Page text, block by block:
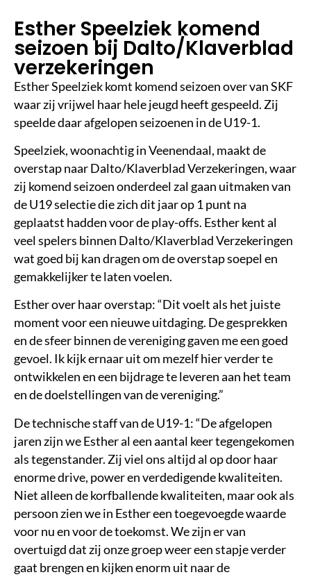
Esther Speelziek komend
seizoen bij Dalto/Klaverblad
verzekeringen
Esther Speelziek komt komend seizoen over van SKF
waar zij vrijwel haar hele jeugd heeft gespeeld. Zij
speelde daar afgelopen seizoenen in de U19-1.
Speelziek, woonachtig in Veenendaal, maakt de
overstap naar Dalto/Klaverblad Verzekeringen, waar
zij komend seizoen onderdeel zal gaan uitmaken van
de U19 selectie die zich dit jaar op 1 punt na
geplaatst hadden voor de play-offs. Esther kent al
veel spelers binnen Dalto/Klaverblad Verzekeringen
wat goed bij kan dragen om de overstap soepel en
gemakkelijker te laten voelen.
Esther over haar overstap: “Dit voelt als het juiste
moment voor een nieuwe uitdaging. De gesprekken
en de sfeer binnen de vereniging gaven me een goed
gevoel. Ik kijk ernaar uit om mezelf hier verder te
ontwikkelen en een bijdrage te leveren aan het team
en de doelstellingen van de vereniging.”
De technische staff van de U19-1: “De afgelopen
jaren zijn we Esther al een aantal keer tegengekomen
als tegenstander. Zij viel ons altijd al op door haar
enorme drive, power en verdedigende kwaliteiten.
Niet alleen de korfballende kwaliteiten, maar ook als
persoon zien we in Esther een toegevoegde waarde
voor nu en voor de toekomst. We zijn er van
overtuigd dat zij onze groep weer een stapje verder
gaat brengen en kijken enorm uit naar de